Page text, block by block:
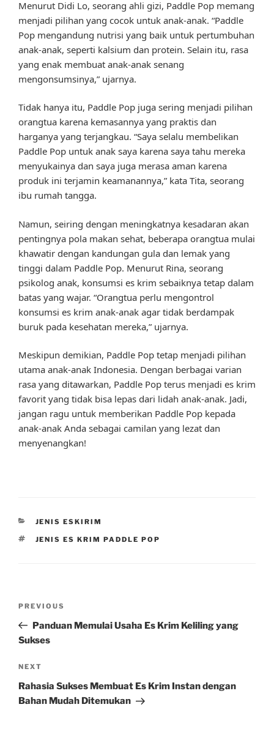
Menurut Didi Lo, seorang ahli gizi, Paddle Pop memang
menjadi pilihan yang cocok untuk anak-anak. “Paddle
Pop mengandung nutrisi yang baik untuk pertumbuhan
anak-anak, seperti kalsium dan protein. Selain itu, rasa
yang enak membuat anak-anak senang
mengonsumsinya,” ujarnya.
Tidak hanya itu, Paddle Pop juga sering menjadi pilihan
orangtua karena kemasannya yang praktis dan
harganya yang terjangkau. “Saya selalu membelikan
Paddle Pop untuk anak saya karena saya tahu mereka
menyukainya dan saya juga merasa aman karena
produk ini terjamin keamanannya,” kata Tita, seorang
ibu rumah tangga.
Namun, seiring dengan meningkatnya kesadaran akan
pentingnya pola makan sehat, beberapa orangtua mulai
khawatir dengan kandungan gula dan lemak yang
tinggi dalam Paddle Pop. Menurut Rina, seorang
psikolog anak, konsumsi es krim sebaiknya tetap dalam
batas yang wajar. “Orangtua perlu mengontrol
konsumsi es krim anak-anak agar tidak berdampak
buruk pada kesehatan mereka,” ujarnya.
Meskipun demikian, Paddle Pop tetap menjadi pilihan
utama anak-anak Indonesia. Dengan berbagai varian
rasa yang ditawarkan, Paddle Pop terus menjadi es krim
favorit yang tidak bisa lepas dari lidah anak-anak. Jadi,
jangan ragu untuk memberikan Paddle Pop kepada
anak-anak Anda sebagai camilan yang lezat dan
menyenangkan!
CATEGORIES
JENIS ESKIRIM
TAGS
JENIS ES KRIM PADDLE POP
Previous
Post
PREVIOUS
Panduan Memulai Usaha Es Krim Keliling yang
Sukses
Next
Post
NEXT
Rahasia Sukses Membuat Es Krim Instan dengan
Bahan Mudah Ditemukan